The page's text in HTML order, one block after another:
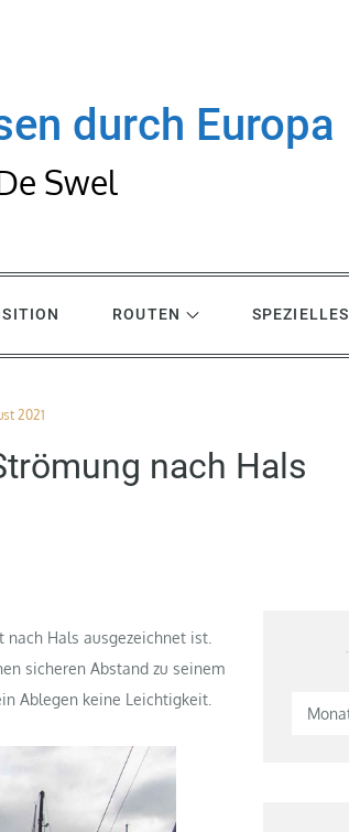
durch Europa
Swel
ROUTEN SPEZIELLES
2021
nach Hals
Hals ausgezeichnet ist.
sicheren Abstand zu seinem
Ablegen keine Leichtigkeit.